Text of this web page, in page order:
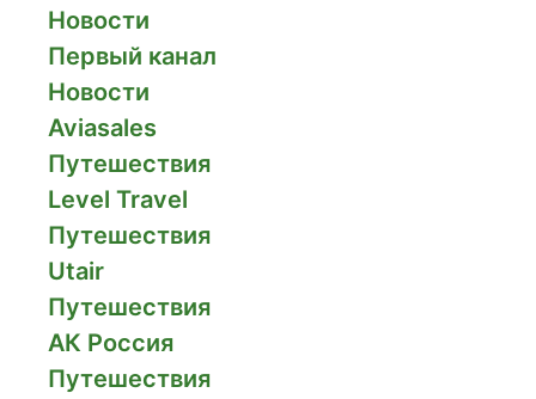
Новости
Первый канал
Новости
Aviasales
Путешествия
Level Travel
Путешествия
Utair
Путешествия
АК Россия
Путешествия